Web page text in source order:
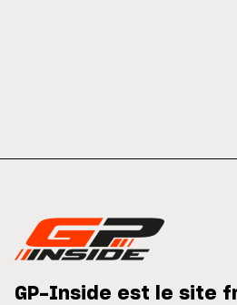
GP-Inside est le site